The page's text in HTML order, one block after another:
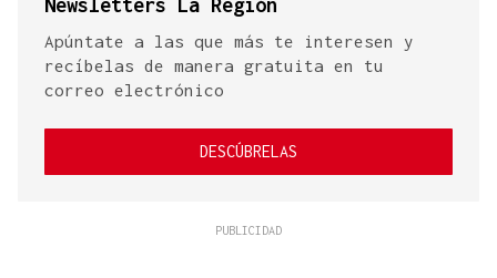
Newsletters La Región
Apúntate a las que más te interesen y
recíbelas de manera gratuita en tu
correo electrónico
DESCÚBRELAS